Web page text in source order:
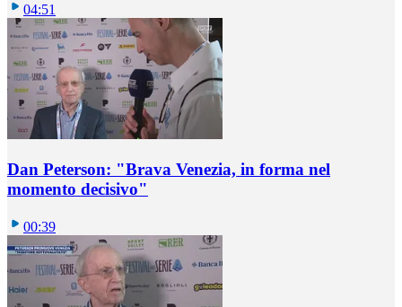
04:51
Dan Peterson: "Brava Venezia, in forma nel
momento decisivo"
00:39